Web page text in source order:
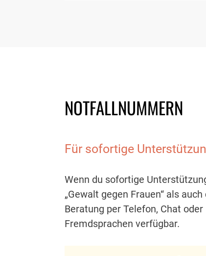
NOTFALLNUMMERN
Für sofortige
Wenn du sofortige
„Gewalt gegen Frauen“ als
Beratung per Telefon, Chat
Fremdsprachen verfügbar.